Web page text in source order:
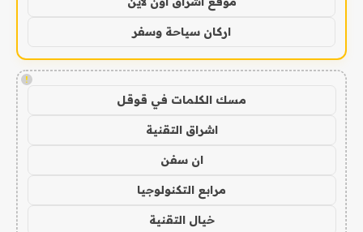
اركان سياحة وسفر
!
مسك الكلمات في قوقل
اشراق التقنية
ان سفن
مرابع التكنولوجيا
خيال التقنية